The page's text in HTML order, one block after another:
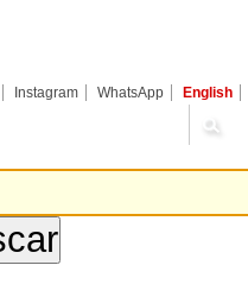
Instagram WhatsApp English